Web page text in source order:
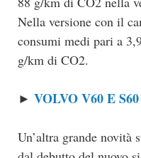
Nella versione con il
consumi medi pari a
g/km di CO2.
► VOLVO V60 E
Un’altra grande novità